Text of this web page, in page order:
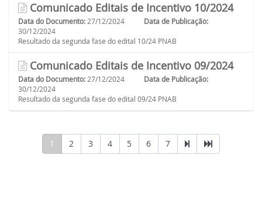
Comunicado Editais de Incentivo 10/2024
Data do Documento: 27/12/2024
Data de Publicação:
30/12/2024
Resultado da segunda fase do edital 10/24 PNAB
Comunicado Editais de Incentivo 09/2024
Data do Documento: 27/12/2024
Data de Publicação:
30/12/2024
Resultado da segunda fase do edital 09/24 PNAB
1 2 3 4 5 6 7